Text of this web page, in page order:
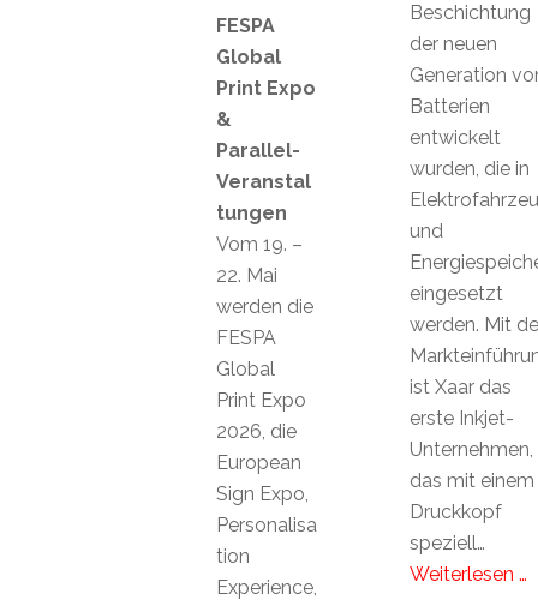
Beschichtung
der neuen
Generation
Batterien
entwickelt
wurden, die in
und
eingesetzt
werden. Mit
ist Xaar das
erste Inkjet-
Unternehmen,
das mit einem
Druckkopf
speziell…
Weiterlesen …
FESPA
Global
Print Expo
&
Parallel-
Veranstal
tungen
Vom 19. –
22. Mai
werden die
FESPA
Global
Print Expo
2026, die
European
Sign Expo,
Personalisa
tion
Experience,